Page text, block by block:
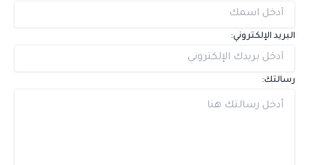
البريد الإلكتروني:
رسالتك: